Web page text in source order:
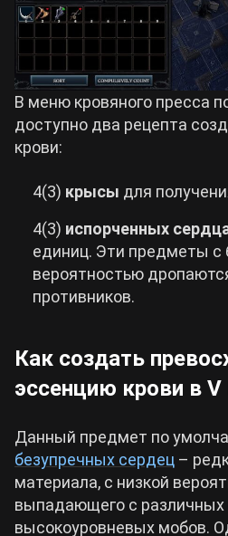
В меню кровяного пресса
доступно два рецепта
крови:
4(3) крысы для
4(3) испорченных
единиц. Эти предметы с
вероятностью
противников.
Как создать
эссенцию крови в V
Данный предмет по
безупречных сердец –
материала, с низкой
выпадающего с различных
высокоуровневых мобов.